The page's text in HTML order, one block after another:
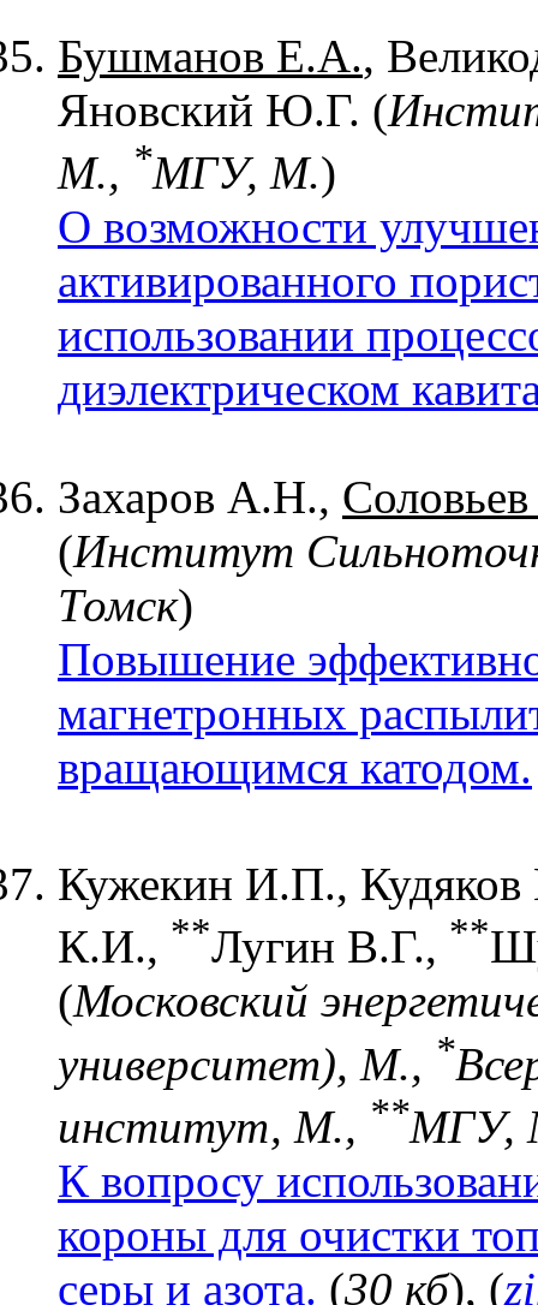
Бушманов Е.А.,
Яновский Ю.Г. (
М., *МГУ, М.)
О возможности
активированного
использовании
диэлектрическом
Захаров А.Н.,
(Институт
Томск)
Повышение
магнетронных
вращающимся катодом.
Кужекин И.П.,
К.И., **Лугин В.Г., **
(Московский
университет), М., *
институт, М., **МГУ,
К вопросу
короны для очистки
серы и азота. (30 кб), (